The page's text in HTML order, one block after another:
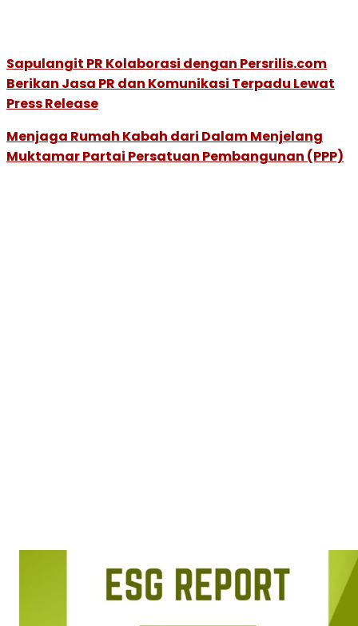
Sapulangit PR Kolaborasi dengan Persrilis.com
Berikan Jasa PR dan Komunikasi Terpadu Lewat
Press Release
Menjaga Rumah Kabah dari Dalam Menjelang
Muktamar Partai Persatuan Pembangunan (PPP)